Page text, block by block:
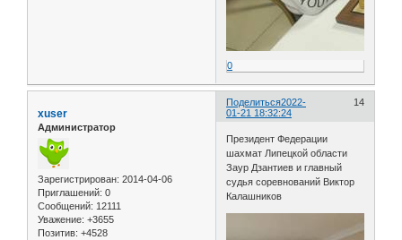
0
Поделиться 14
2022-
01-21 18:32:24
xuser
Администратор
Зарегистрирован: 2014-04-06
Приглашений: 0
Сообщений: 12111
Уважение: +3655
Позитив: +4528
Президент Федерации
шахмат Липецкой области
Заур Дзантиев и главный
судья соревнований Виктор
Калашников